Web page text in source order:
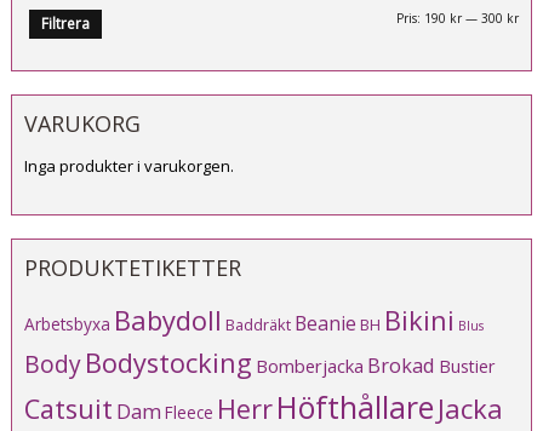
Filtrera Pris: 190 kr —300 kr
VARUKORG
Inga produkter i varukorgen.
PRODUKTETIKETTER
Arbetsbyxa Babydoll Baddräkt Beanie BH Bikini Blus
BodyBodystocking Bomberjacka Brokad Bustier
Catsuit Dam Fleece HerrHöfthållare Jacka